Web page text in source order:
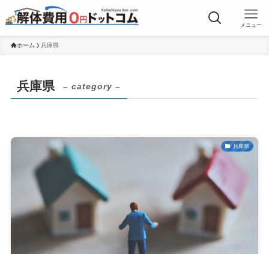
メニュー
ホーム 兵庫県
兵庫県 – category –
兵庫県